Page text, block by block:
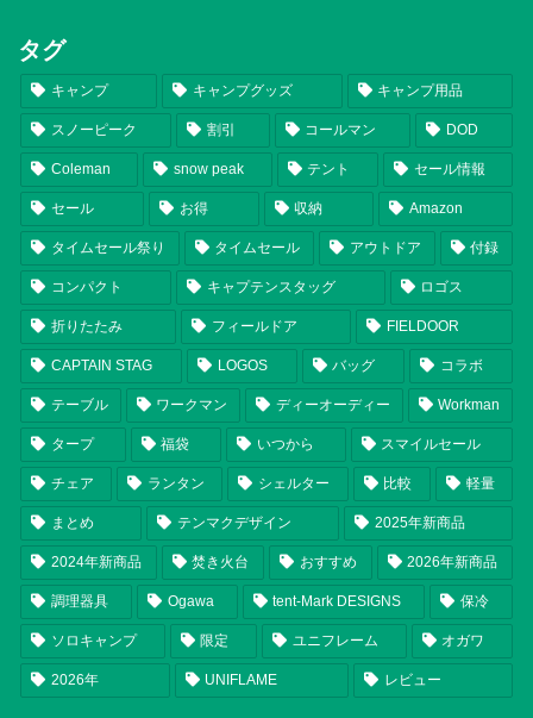
タグ
キャンプ キャンプグッズ キャンプ用品
スノーピーク 割引 コールマン DOD
Coleman snow peak テント セール情報
セール お得 収納 Amazon
タイムセール祭り タイムセール アウトドア 付録
コンパクト キャプテンスタッグ ロゴス
折りたたみ フィールドア FIELDOOR
CAPTAIN STAG LOGOS バッグ コラボ
テーブル ワークマン ディーオーディー Workman
タープ 福袋 いつから スマイルセール
チェア ランタン シェルター 比較 軽量
まとめ テンマクデザイン 2025年新商品
2024年新商品 焚き火台 おすすめ 2026年新商品
調理器具 Ogawa tent-Mark DESIGNS 保冷
ソロキャンプ 限定 ユニフレーム オガワ
2026年 UNIFLAME レビュー